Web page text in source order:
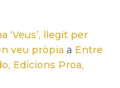
‘Veus’, llegit per
veu pròpia a Entre
Edicions Proa,